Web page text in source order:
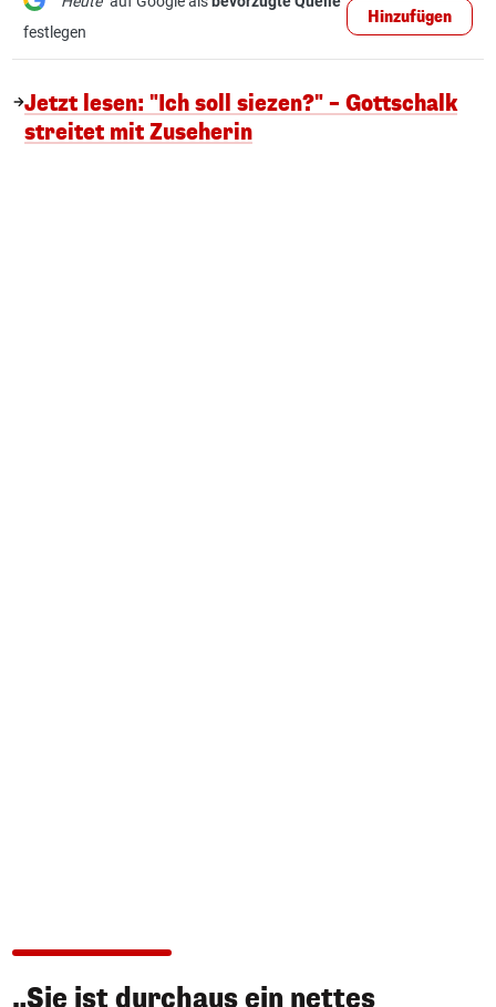
festlegen
Hinzufügen
Jetzt lesen: "Ich soll siezen?" – Gottschalk
streitet mit Zuseherin
„Sie ist durchaus ein nettes